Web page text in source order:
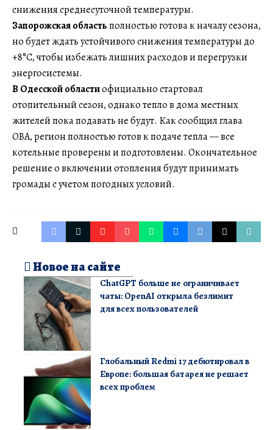
снижения среднесуточной температуры.
Запорожская областьполностью готова к началу сезона,
но будет ждать устойчивого снижения температуры до
+8°C, чтобы избежать лишних расходов и перегрузки
энергосистемы.
В Одесской областиофициально стартовал
отопительный сезон, однако тепло в дома местных
жителей пока подавать не будут. Как сообщил глава
ОВА, регион полностью готов к подаче тепла — все
котельные проверены и подготовлены. Окончательное
решение о включении отопления будут принимать
громады с учетом погодных условий.
Новое на сайте
ChatGPT больше не ограничивает
чаты: OpenAI открыла безлимит
для всех пользователей
Глобальный Redmi 17 дебютировал в
Европе: большая батарея не решает
всех проблем